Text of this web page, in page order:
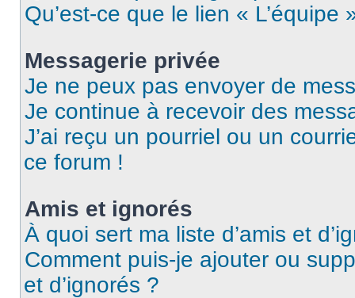
Qu’est-ce que le lien « L’équipe
Messagerie privée
Je ne peux pas envoyer de
Je continue à recevoir des
J’ai reçu un pourriel ou un
ce forum !
Amis et ignorés
À quoi sert ma liste d’amis et
Comment puis-je ajouter ou
et d’ignorés ?